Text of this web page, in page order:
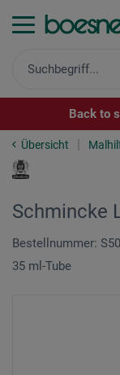
Back to
Übersicht
Schmincke
Bestellnummer:
35 ml-Tube